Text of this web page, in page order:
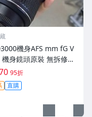
機身AFS mm fG V
機身鏡頭原裝 無拆修無
輕微使用痕跡 鏡頭-34
95折
直購